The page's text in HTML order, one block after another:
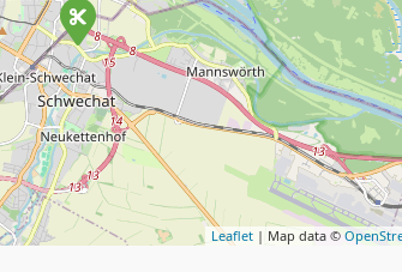
Leaflet | Map data ©